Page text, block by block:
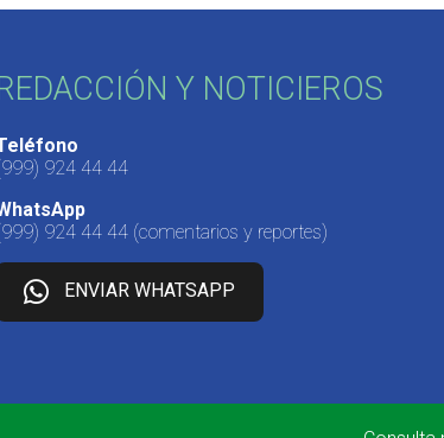
Y NOTICIEROS
924 44 44
924 44 44 (comentarios y reportes)
ENVIAR WHATSAPP